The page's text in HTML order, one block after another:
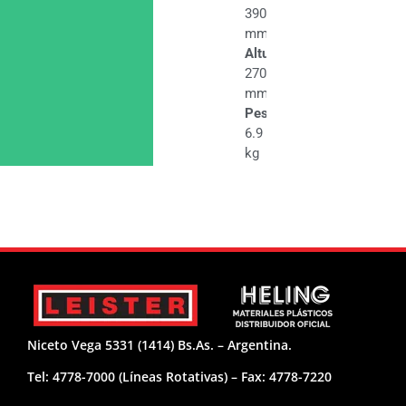
390
mm
Altura
270
mm
Peso
6.9
kg
Niceto Vega 5331 (1414) Bs.As. – Argentina.
Tel: 4778-7000 (Líneas Rotativas) – Fax: 4778-7220